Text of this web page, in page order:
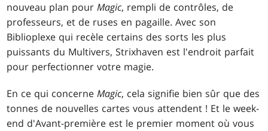
nouveau plan pourMagic, rempli de contrôles, de
professeurs, et de ruses en pagaille. Avec son
Biblioplexe qui recèle certains des sorts les plus
puissants du Multivers, Strixhaven est l'endroit parfait
pour perfectionner votre magie.
En ce qui concerneMagic, cela signifie bien sûr que des
tonnes de nouvelles cartes vous attendent ! Et le week-
end d'Avant-première est le premier moment où vous